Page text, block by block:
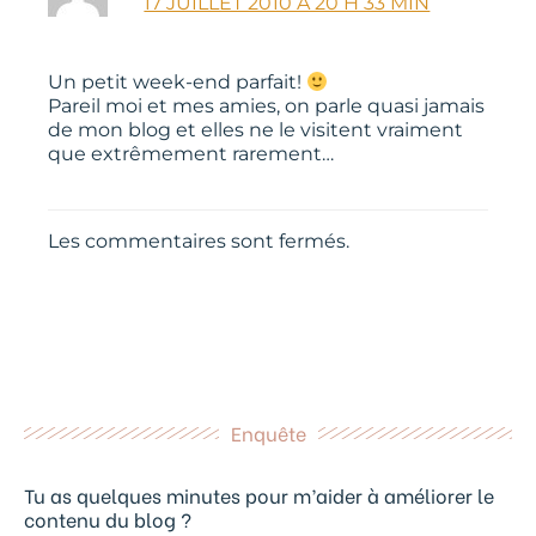
Un petit week-end parfait!
Pareil moi et mes amies, on parle quasi jamais
de mon blog et elles ne le visitent vraiment
que extrêmement rarement…
Les commentaires sont fermés.
Enquête
Tu as quelques minutes pour m’aider à améliorer le
contenu du blog ?